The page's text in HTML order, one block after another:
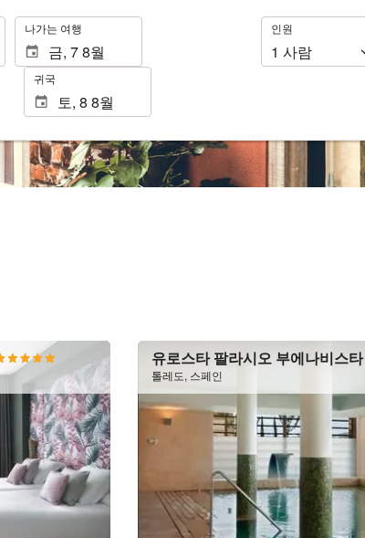
. 나가는 여행
귀국
인인원
1 사람
유로스타 팔라시오 부에나비스타
톨레도, 스페인